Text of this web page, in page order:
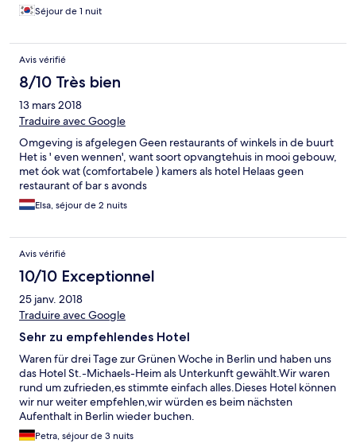
Séjour de 1 nuit
Avis vérifié
8/10 Très bien
13 mars 2018
Traduire avec Google
Omgeving is afgelegen Geen restaurants of winkels in de buurt
Het is ' even wennen', want soort opvangtehuis in mooi gebouw,
met óok wat (comfortabele ) kamers als hotel Helaas geen
restaurant of bar s avonds
Elsa, séjour de 2 nuits
Avis vérifié
10/10 Exceptionnel
25 janv. 2018
Traduire avec Google
Sehr zu empfehlendes Hotel
Waren für drei Tage zur Grünen Woche in Berlin und haben uns
das Hotel St.-Michaels-Heim als Unterkunft gewählt.Wir waren
rund um zufrieden,es stimmte einfach alles.Dieses Hotel können
wir nur weiter empfehlen,wir würden es beim nächsten
Aufenthalt in Berlin wieder buchen.
Petra, séjour de 3 nuits